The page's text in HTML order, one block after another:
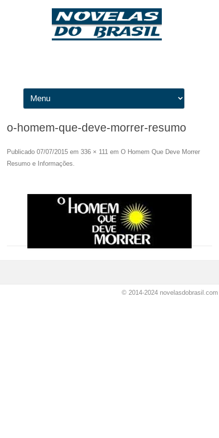
o-homem-que-deve-morrer-resumo
Publicado 07/07/2015 em 336 × 111 em O Homem Que Deve Morrer
Resumo e Informações.
© 2014-2024 novelasdobrasil.com